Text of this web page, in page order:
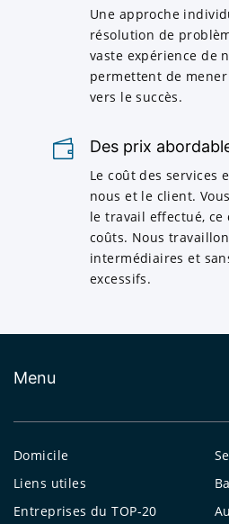
Une approche
résolution de
vaste expérience de
permettent de
vers le succès.
Des prix
Le coût des services
nous et le client.
le travail effectué,
coûts. Nous
intermédiaires et
excessifs.
Menu
Domicile
Liens utiles
Entreprises du TOP-20